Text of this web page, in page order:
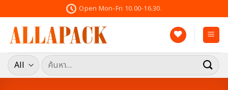
to
content
Open Mon-Fri 10.00-16.30.
ค้นหา: